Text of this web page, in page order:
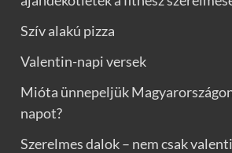
Szív alakú pizza
Valentin-napi versek
Mióta ünnepeljük
napot?
Szerelmes dalok – nem csak